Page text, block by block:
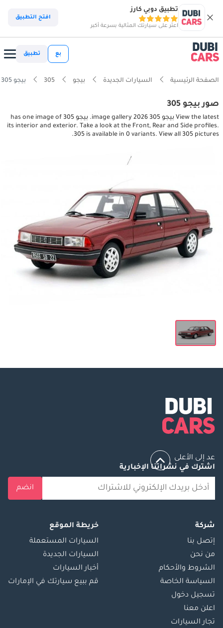
تطبيق دوبي كارز
اعثر على سيارتك المثالية بسرعة أكبر
افتح التطبيق
بع تطبيق
الصفحة الرئيسية السيارات الجديدة بيجو 305 بيجو 305 interior, exterior pictures
صور بيجو 305
View the latest بيجو 305 2026 image gallery. بيجو 305 has one image of
its interior and exterior. Take a look at the Front, Rear and Side profiles.
305 is available in 0 variants. View all 305 pictures.
عد إلى الأعلى
اشترك في نشراتنا الإخبارية
انضم
شركة
إتصل بنا
من نحن
الشروط والأحكام
السياسة الخاصة
تسجيل دخول
اعلن معنا
تجار السيارات
خريطة الموقع
السيارات المستعملة
السيارات الجديدة
أخبار السيارات
قم ببيع سيارتك في الإمارات